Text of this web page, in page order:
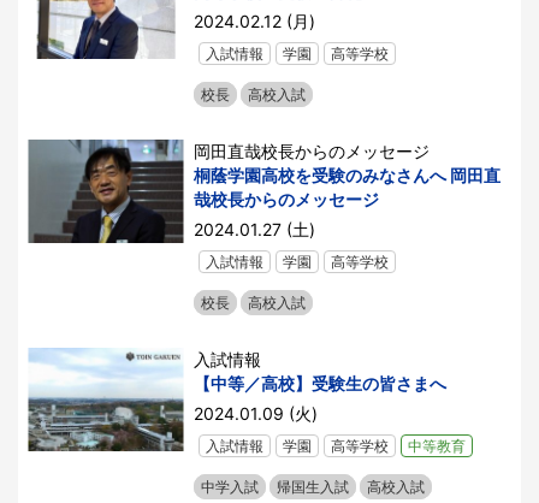
2024.02.12 (月)
入試情報 学園 高等学校
校長 高校入試
岡田直哉校長からのメッセージ
桐蔭学園高校を受験のみなさんへ 岡田直
哉校長からのメッセージ
2024.01.27 (土)
入試情報 学園 高等学校
校長 高校入試
入試情報
【中等／高校】受験生の皆さまへ
2024.01.09 (火)
入試情報 学園 高等学校 中等教育
中学入試 帰国生入試 高校入試